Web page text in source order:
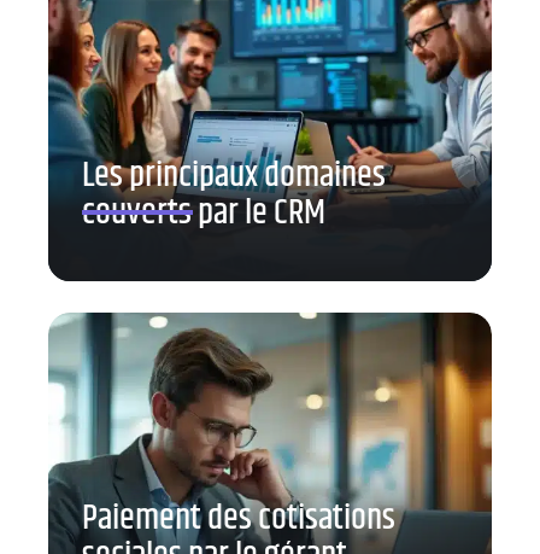
Les principaux domaines
couverts par le CRM
Paiement des cotisations